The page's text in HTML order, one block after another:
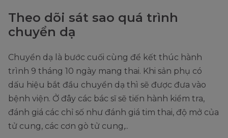
Theo dõi sát sao quá trình
chuyển dạ
Chuyển dạ là bước cuối cùng để kết thúc hành
trình 9 tháng 10 ngày mang thai. Khi sản phụ có
dấu hiệu bắt đầu chuyển dạ thì sẽ được đưa vào
bệnh viện. Ở đây các bác sĩ sẽ tiến hành kiểm tra,
đánh giá các chỉ số như đánh giá tim thai, độ mở của
tử cung, các cơn gò tử cung,..